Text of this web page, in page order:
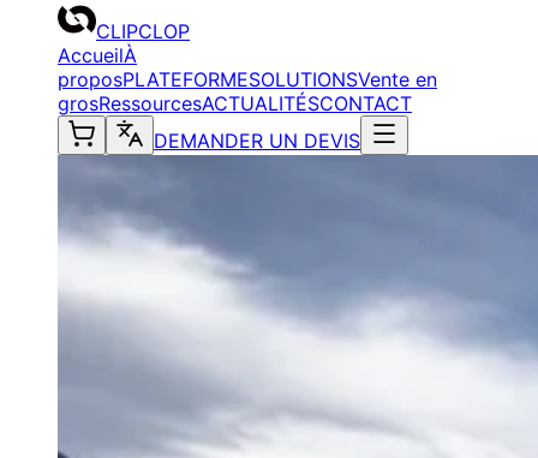
CLIPCLOP
AccueilÀ
proposPLATEFORMESOLUTIONSVente en
grosRessourcesACTUALITÉSCONTACT
DEMANDER UN DEVIS